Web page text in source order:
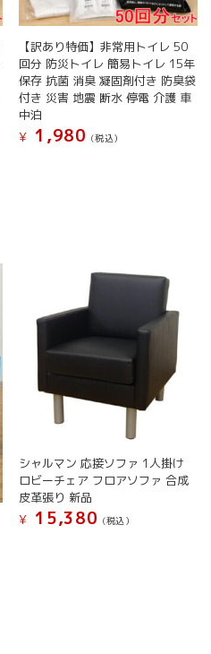
【訳あり特価】非常用トイレ 50
回分 防災トイレ 簡易トイレ 15年
保存 抗菌 消臭 凝固剤付き 防臭袋
付き 災害 地震 断水 停電 介護 車
中泊
¥
1,980 (税込）
シャルマン 応接ソファ 1人掛け
ロビーチェア フロアソファ 合成
皮革張り 新品
¥
15,380 (税込）